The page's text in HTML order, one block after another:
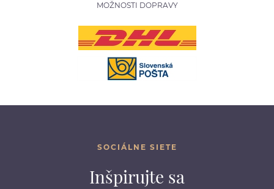
MOŽNOSTI DOPRAVY
SOCIÁLNE SIETE
Inšpirujte sa